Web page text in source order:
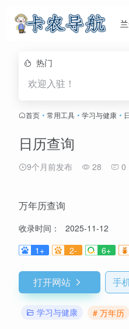
热门
欢迎入驻！
首页 • 常用工具 • 学习与健康 •
日历查询
9个月前发布 28 0
万年历查询
收录时间：
2025-11-12
1+
2- 6+
打开网站 手
学习与健康 # 万年历